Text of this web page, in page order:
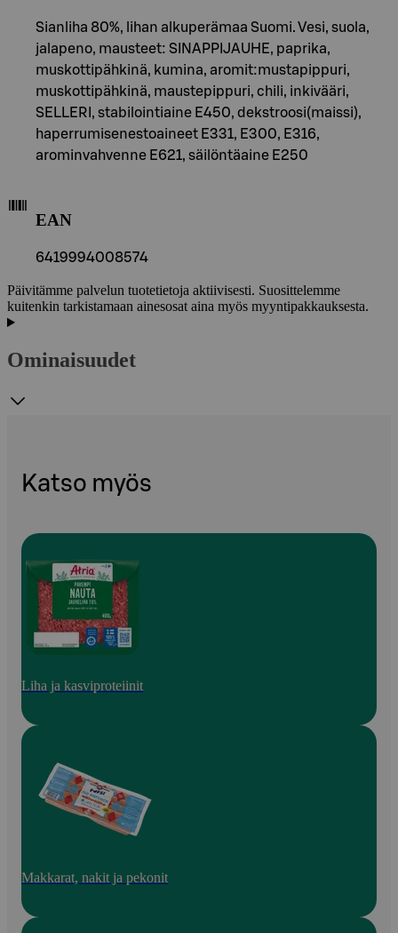
Sianliha 80%, lihan alkuperämaa Suomi. Vesi, suola,
jalapeno, mausteet: SINAPPIJAUHE, paprika,
muskottipähkinä, kumina, aromit:mustapippuri,
muskottipähkinä, maustepippuri, chili, inkivääri,
SELLERI, stabilointiaine E450, dekstroosi(maissi),
haperrumisenestoaineet E331, E300, E316,
arominvahvenne E621, säilöntäaine E250
EAN
6419994008574
Päivitämme palvelun tuotetietoja aktiivisesti. Suosittelemme
kuitenkin tarkistamaan ainesosat aina myös myyntipakkauksesta.
Ominaisuudet
Katso myös
Liha ja kasviproteiinit
Makkarat, nakit ja pekonit